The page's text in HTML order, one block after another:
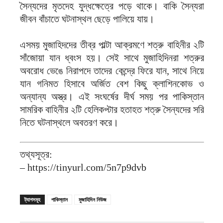
সৈন্যদের মৃতদেহ যুদ্ধক্ষেত্রে পড়ে থাকে। বাকি সৈন্যরা
জীবন বাঁচাতে ঘটনাস্থল ছেড়ে পালিয়ে যায়।
এসময় মুজাহিদদের তীব্র পাল্টা আক্রমণে শত্রু বাহিনীর ২টি
সাঁজোয়া যান ধ্বংস হয়। সেই সাথে মুজাহিদিনরা শত্রুর
অবরোধ ভেঙে নিরাপদে তাদের কেন্দ্রে ফিরে যান, সাথে নিয়ে
যান গনিমত হিসাবে অর্জিত বেশ কিছু ক্লাশিনকোভ ও
অন্যান্য অস্ত্র। এই সংঘর্ষের দীর্ঘ সময় পর পাকিস্তান
সামরিক বাহিনীর ২টি হেলিকপ্টার হতাহত শত্রু সৈন্যদের সরি
নিতে ঘটনাস্থলে অবতরণ করে।
তথ্যসূত্র:
– https://tinyurl.com/5n7p9dvb
ট্যাগসমূহ পাকিস্তান মুজাহিদিন নিউজ